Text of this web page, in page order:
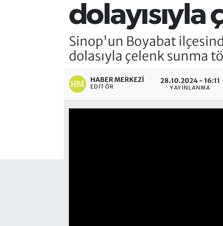
dolayısıyla
Sinop'un Boyabat
dolasıyla çelenk sunma
HABER MERKEZI
EDITÖR
28.10.2024 - 16:11
YAYINLANMA